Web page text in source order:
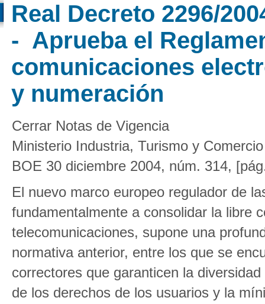
Real Decreto 2296/
- Aprueba el
comunicaciones
y numeración
Cerrar Notas de Vigencia
Ministerio Industria, Turismo y Comercio
BOE 30 diciembre 2004, núm. 314,
El nuevo marco europeo regulador de
fundamentalmente a consolidar la libre
telecomunicaciones, supone una
normativa anterior, entre los que se
correctores que garanticen la
de los derechos de los usuarios y la